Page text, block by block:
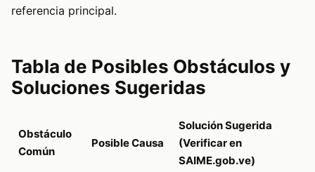
referencia principal.
Tabla de Posibles Obstáculos y
Soluciones Sugeridas
Obstáculo
Común
Posible Causa
Solución Sugerida
(Verificar en
SAIME.gob.ve)